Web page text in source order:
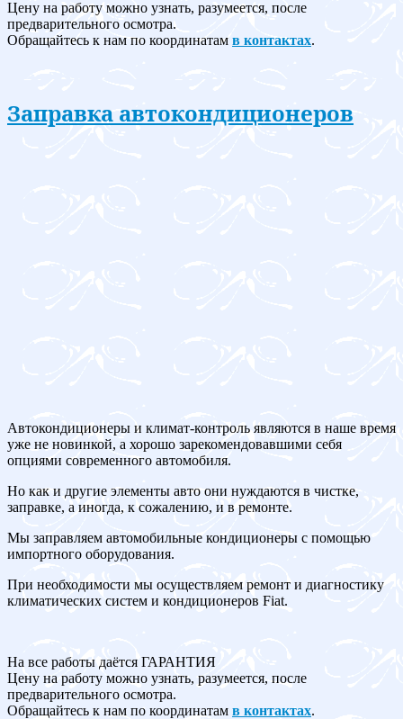
Цену на работу можно узнать, разумеется, после
предварительного осмотра.
Обращайтесь к нам по координатам в контактах.
Заправка автокондиционеров
Автокондиционеры и климат-контроль являются в наше время
уже не новинкой, а хорошо зарекомендовавшими себя
опциями современного автомобиля.
Но как и другие элементы авто они нуждаются в чистке,
заправке, а иногда, к сожалению, и в ремонте.
Мы заправляем автомобильные кондиционеры с помощью
импортного оборудования.
При необходимости мы осуществляем ремонт и диагностику
климатических систем и кондиционеров Fiat.
На все работы даётся ГАРАНТИЯ
Цену на работу можно узнать, разумеется, после
предварительного осмотра.
Обращайтесь к нам по координатам в контактах.